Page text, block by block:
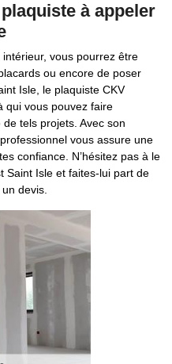
à appeler
vous pourrez être
ou encore de poser
Isle, le plaquiste CKV
qui vous pouvez faire
tels projets. Avec son
vous assure une
confiance. N’hésitez pas à le
Saint Isle et faites-lui part de
devis.